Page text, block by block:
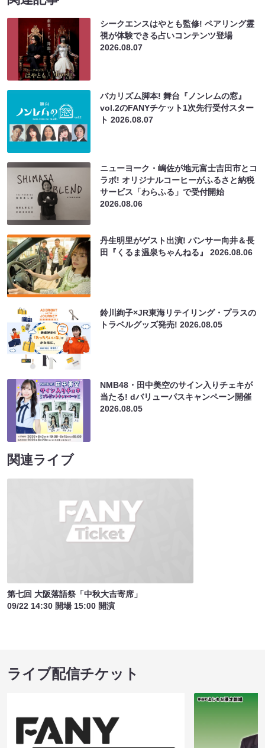
シークエンスはやとも監修! ペアリング霊
視が体験できる占いコンテンツ登場
2026.08.07
バカリズム脚本! 舞台『ノンレムの窓』
vol.2のFANYチケット1次先行受付スター
ト2026.08.07
ニューヨーク・嶋佐が地元富士吉田市とコ
ラボ! オリジナルコーヒーがふるさと納税
サービス「わらふる」で受付開始
2026.08.06
丹生明里がゲスト出演! パンサー向井＆長
田『くるま温泉ちゃんねる』2026.08.06
鈴川絢子×JR東海リテイリング・プラスの
トラベルグッズ発売!2026.08.05
NMB48・田中美空のサイン入りチェキが
当たる! dバリューパスキャンペーン開催
2026.08.05
関連ライブ
第七回 大阪落語祭「中秋大吉寄席」
09/22 14:30 開場 15:00 開演
ライブ配信チケット